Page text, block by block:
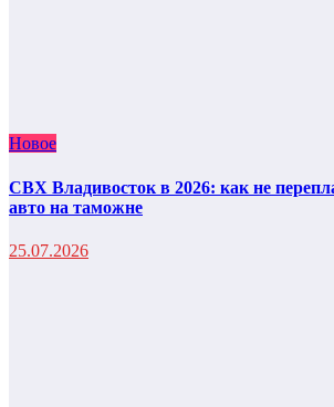
Новое
СВХ Владивосток в 2026: как не
авто на таможне
25.07.2026